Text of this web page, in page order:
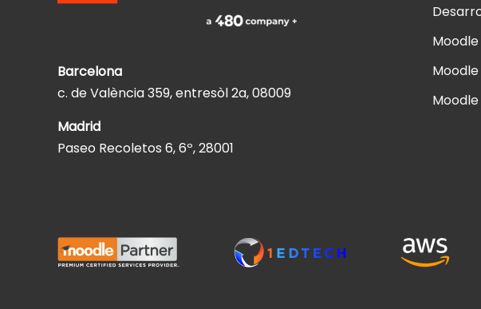
Barcelona
c. de València 359, entresòl 2a, 08009
Madrid
Paseo Recoletos 6, 6º, 28001
Moodle